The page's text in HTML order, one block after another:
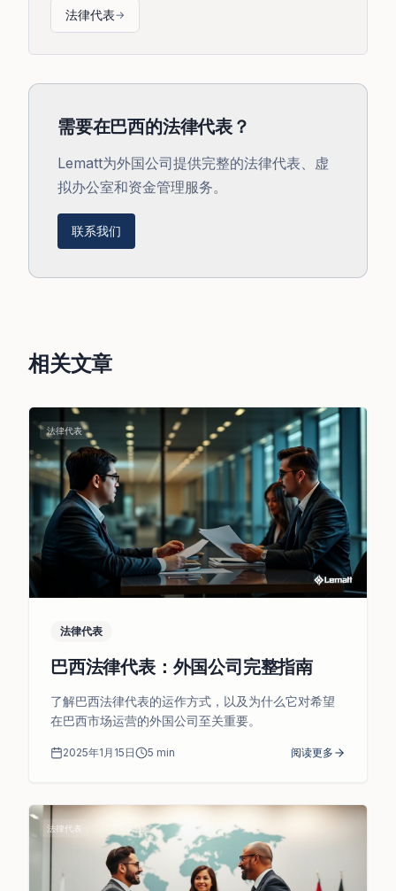
法律代表→
需要在巴西的法律代表？
Lematt为外国公司提供完整的法律代表、虚
拟办公室和资金管理服务。
联系我们
相关文章
法律代表
法律代表
巴西法律代表：外国公司完整指南
了解巴西法律代表的运作方式，以及为什么它对希望
在巴西市场运营的外国公司至关重要。
2025年1月15日 5 min 阅读更多
法律代表